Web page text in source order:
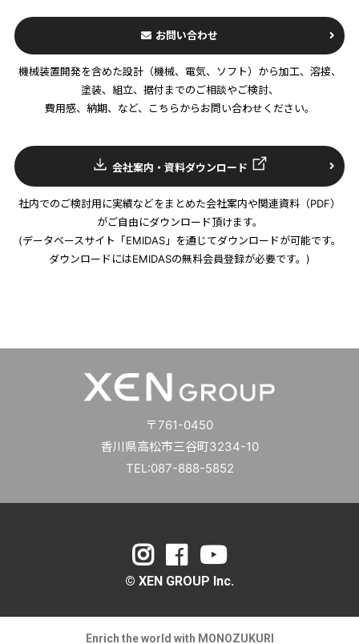
お問い合わせ
機械装置開発を含めた設計（機械、電気、ソフト）から加工、溶接、
塗装、組立、据付までのご相談やご検討、
費用感、納期、など、こちらからお問い合わせください。
会社案内・資料ダウンロード
社内でのご検討用に実績などをまとめた会社案内や関連資料（PDF）
がご自由にダウンロード頂けます。
(データベースサイト「EMIDAS」を通じてダウンロードが可能です。
ダウンロードにはEMIDASの無料会員登録が必要です。)
〒761-0450
香川県高松市三谷町3234-10
TEL:087-888-5852
© XEN GROUP Inc.
Enrich the world with MONOZUKURI